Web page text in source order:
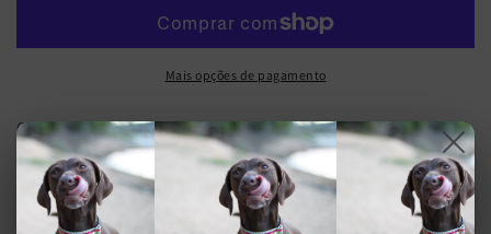
Mais opções de pagamento
Coleira de gato ajustável feita à mão com padrão étnico azul
e branco.
É feito com material seguro e suave.
Tecido de algodão costurado em uma fita de grosgrain preta.